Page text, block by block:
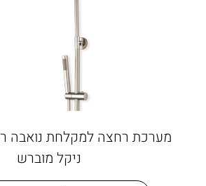
מערכת רחצה למקלחת נואבה
ניקל מוברש